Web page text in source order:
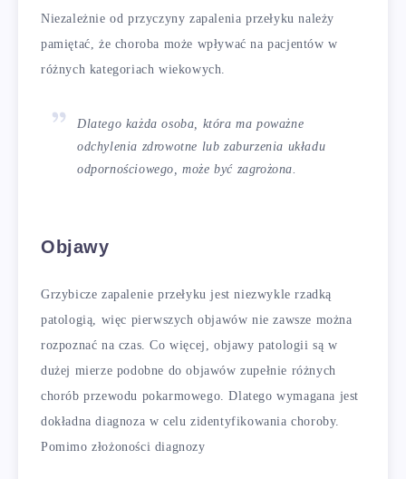
Niezależnie od przyczyny zapalenia przełyku należy
pamiętać, że choroba może wpływać na pacjentów w
różnych kategoriach wiekowych.
Dlatego każda osoba, która ma poważne
odchylenia zdrowotne lub zaburzenia układu
odpornościowego, może być zagrożona.
Objawy
Grzybicze zapalenie przełyku jest niezwykle rzadką
patologią, więc pierwszych objawów nie zawsze można
rozpoznać na czas. Co więcej, objawy patologii są w
dużej mierze podobne do objawów zupełnie różnych
chorób przewodu pokarmowego. Dlatego wymagana jest
dokładna diagnoza w celu zidentyfikowania choroby.
Pomimo złożoności diagnozy